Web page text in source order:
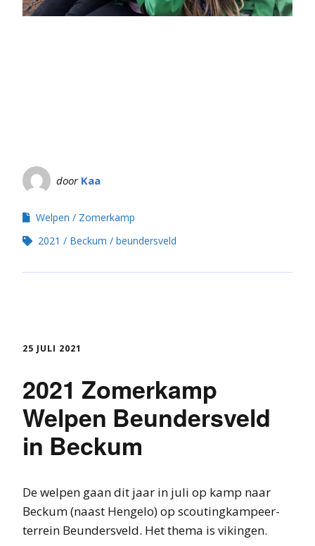
door Kaa
Welpen
Zomerkamp
2021
Beckum beundersveld
25 JULI 2021
2021 Zomerkamp
Welpen Beundersveld
in Beckum
De welpen gaan dit jaar in juli op kamp naar
Beckum (naast Hengelo) op scoutingkampeer-
terrein Beundersveld. Het thema is vikingen.